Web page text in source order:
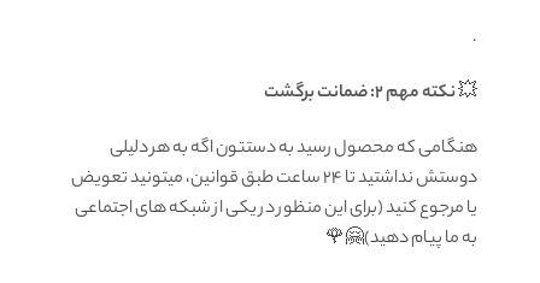
.
💥نکته مهم 2: ضمانت برگشت
هنگامی که محصول رسید به دستتون اگه به هر دلیلی
دوستش نداشتید تا ۲۴ ساعت طبق قوانین، میتونید تعویض
یا مرجوع کنید (برای این منظور در یکی از شبکه های اجتماعی
به ما پیام دهید)🤗🌹